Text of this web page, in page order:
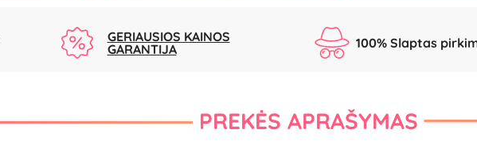
GERIAUSIOS KAINOS
GARANTIJA
100% Slaptas
PREKĖS APRAŠYMAS